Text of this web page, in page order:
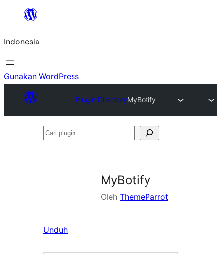
Lewati
konten
Indonesia
Gunakan WordPress
Plugin DirectoryMyBotify
Cari
MyBotify
Oleh ThemeParrot
Unduh